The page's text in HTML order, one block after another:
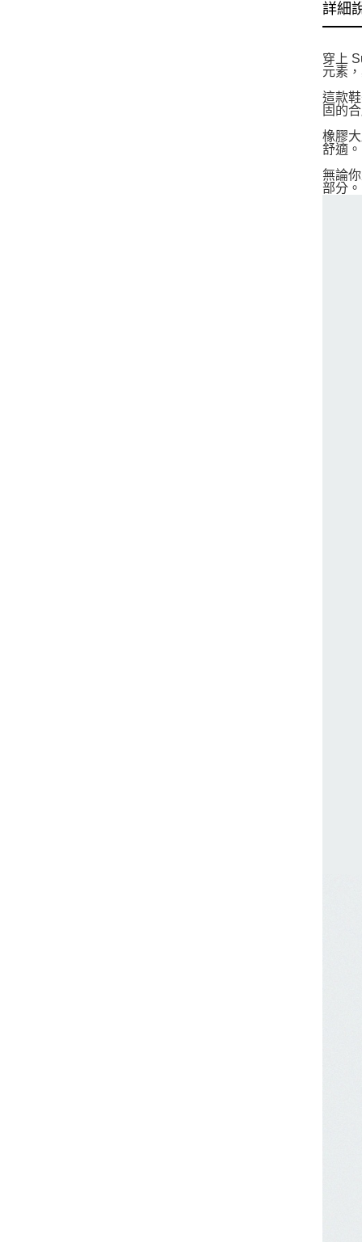
詳細
穿上
元素
這款
固的
橡膠
舒適。
無論
部分。